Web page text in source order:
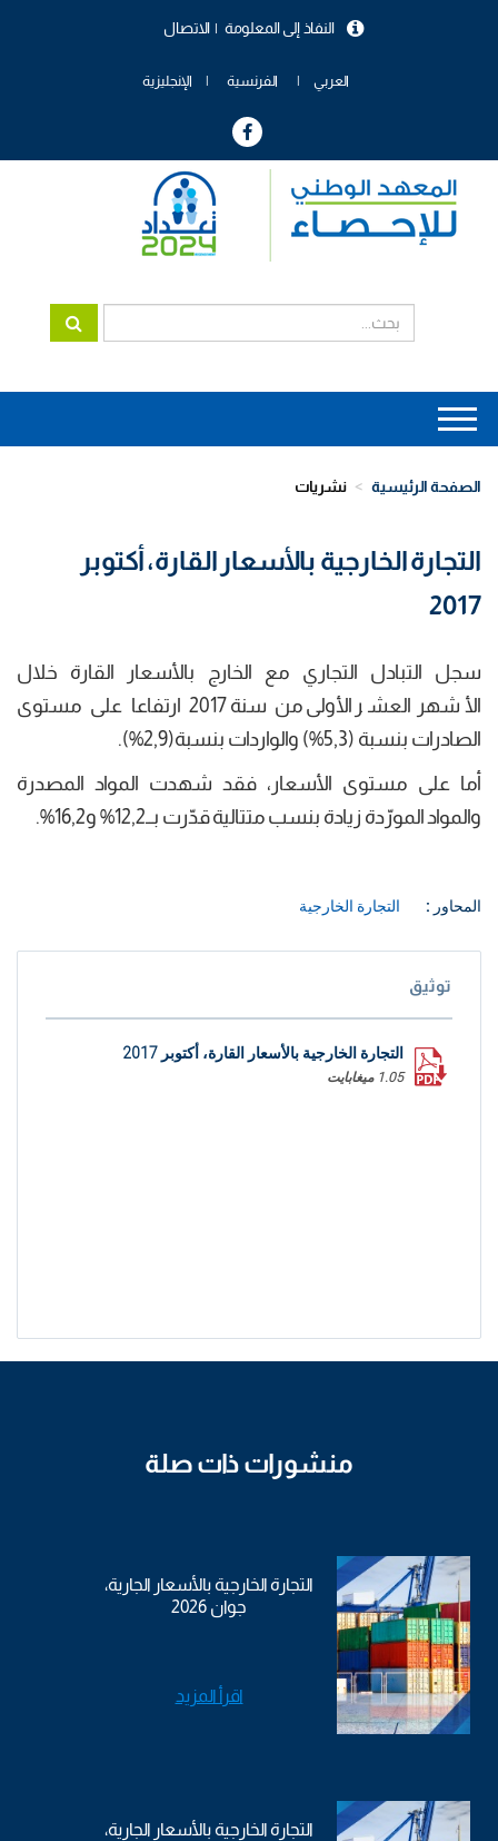
الاتصال النفاذ إلى المعلومة
العربي الفرنسية الإنجليزية
Main
navigation
الصفحة الرئيسية نشريات
التجارة الخارجية بالأسعار القارة، أكتوبر
2017
سجل التبادل التجاري مع الخارج بالأسعار القارة خلال
الأشهرالعشر الأولى من سنة 2017 ارتفاعا على مستوى
الصادرات بنسبة (5,3%) والواردات بنسبة(2,9%).
أما على مستوى الأسعار، فقد شهدت المواد المصدرة
والمواد المورّدة زيادة بنسب متتالية قدّرت بــ12,2% و16,2%.
المحاور : التجارة الخارجية
توثيق
التجارة الخارجية بالأسعار القارة، أكتوبر 2017
1.05 ميغابايت
منشورات ذات صلة
التجارة الخارجية بالأسعار الجارية،
جوان 2026
اقرأ المزيد
التجارة الخارجية بالأسعار الجارية،